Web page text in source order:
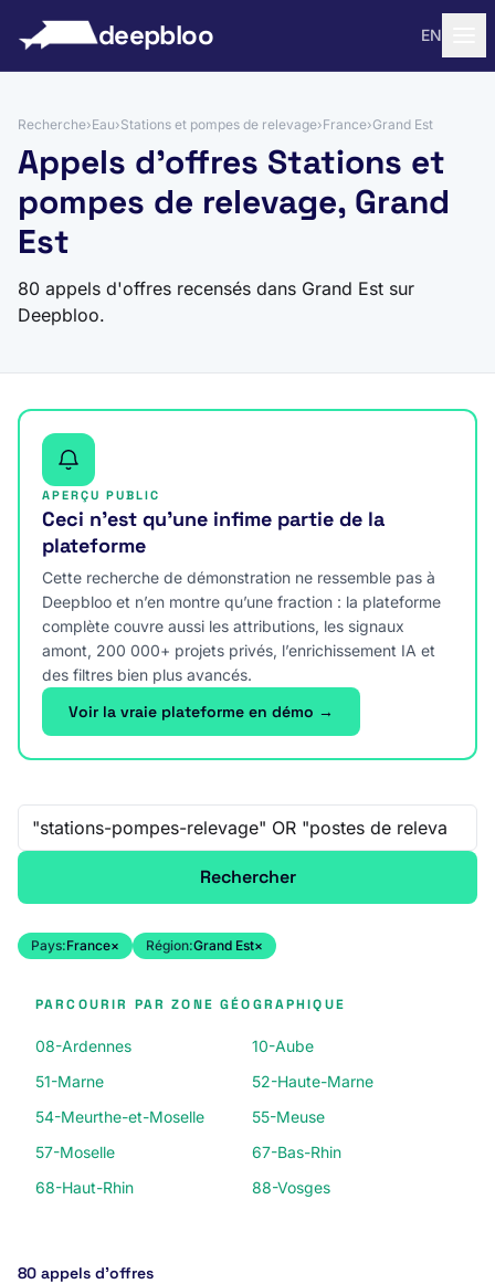
deepbloo EN
Recherche›Eau›Stations et pompes de relevage›France›Grand Est
Appels d'offres Stations et
pompes de relevage, Grand
Est
80 appels d'offres recensés dans Grand Est sur
Deepbloo.
APERÇU PUBLIC
Ceci n’est qu’une infime partie de la
plateforme
Cette recherche de démonstration ne ressemble pas à
Deepbloo et n’en montre qu’une fraction : la plateforme
complète couvre aussi les attributions, les signaux
amont, 200 000+ projets privés, l’enrichissement IA et
des filtres bien plus avancés.
Voir la vraie plateforme en démo →
Recherche libre
Rechercher
Pays:France× Région:Grand Est×
PARCOURIR PAR ZONE GÉOGRAPHIQUE
08-Ardennes
10-Aube
51-Marne
52-Haute-Marne
54-Meurthe-et-Moselle
55-Meuse
57-Moselle
67-Bas-Rhin
68-Haut-Rhin
88-Vosges
80 appels d’offres